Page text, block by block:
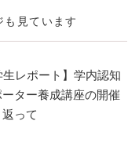
も見ています